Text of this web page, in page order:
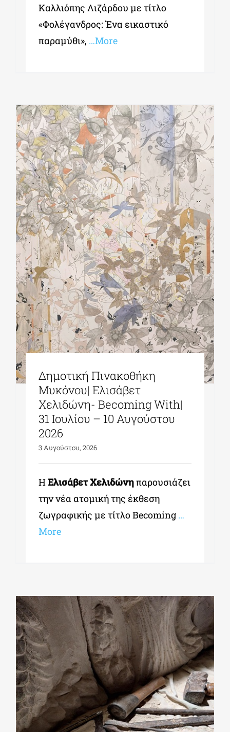
Καλλιόπης Λιζάρδου με τίτλο
«Φολέγανδρος: Ένα εικαστικό
παραμύθι», …More
Δημοτική Πινακοθήκη
Μυκόνου| Ελισάβετ
Χελιδώνη- Becoming With|
31 Ιουλίου – 10 Αυγούστου
2026
3 Αυγούστου, 2026
ΗΕλισάβετ Χελιδώνηπαρουσιάζει
την νέα ατομική της έκθεση
ζωγραφικής με τίτλο Becoming …
More